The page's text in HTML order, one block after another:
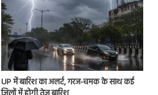
UP में बारिश का अलर्ट, गरज-चमक के साथ कई